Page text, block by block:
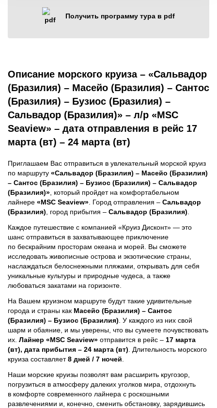
Получить программу тура в pdf
Описание морского круиза – «Сальвадор
(Бразилия) – Масейо (Бразилия) – Сантос
(Бразилия) – Бузиос (Бразилия) –
Сальвадор (Бразилия)» – л/р «MSC
Seaview» – дата отправления в рейс 17
марта (вт) – 24 марта (вт)
Приглашаем Вас отправиться в увлекательный морской круиз
по маршруту «Сальвадор (Бразилия) – Масейо (Бразилия)
– Сантос (Бразилия) – Бузиос (Бразилия) – Сальвадор
(Бразилия)» , который пройдет на комфортабельном
лайнере «MSC Seaview» . Город отправления – Сальвадор
(Бразилия) , город прибытия – Сальвадор (Бразилия)
Каждое путешествие с компанией «Круиз Дисконт» — это
шанс отправиться в захватывающее приключение
по бескрайним просторам океана и морей. Вы сможете
исследовать живописные острова и экзотические страны,
наслаждаться белоснежными пляжами, открывать для себя
уникальные культуры и природные чудеса, а также
любоваться закатами на горизонте.
На Вашем круизном маршруте будут такие удивительные
города и страны как Масейо (Бразилия) – Сантос
(Бразилия) – Бузиос (Бразилия) . У каждого из них свой
шарм и обаяние, и мы уверены, что вы сумеете почувствовать
их. Лайнер «MSC Seaview» отправится в рейс – 17 марта
(вт), дата прибытия – 24 марта (вт) . Длительность морского
круиза составляет8 дней / 7 ночей
Наши морские круизы позволят вам расширить кругозор,
погрузиться в атмосферу далеких уголков мира, отдохнуть
в комфорте современного лайнера с роскошными
развлечениями и, конечно, сменить обстановку, зарядившись